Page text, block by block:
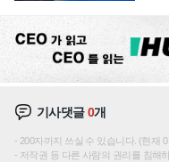
기사댓글0개
200자까지 쓰실 수 있습니다. (현재 0
저작권 등 다른 사람의 권리를 침해